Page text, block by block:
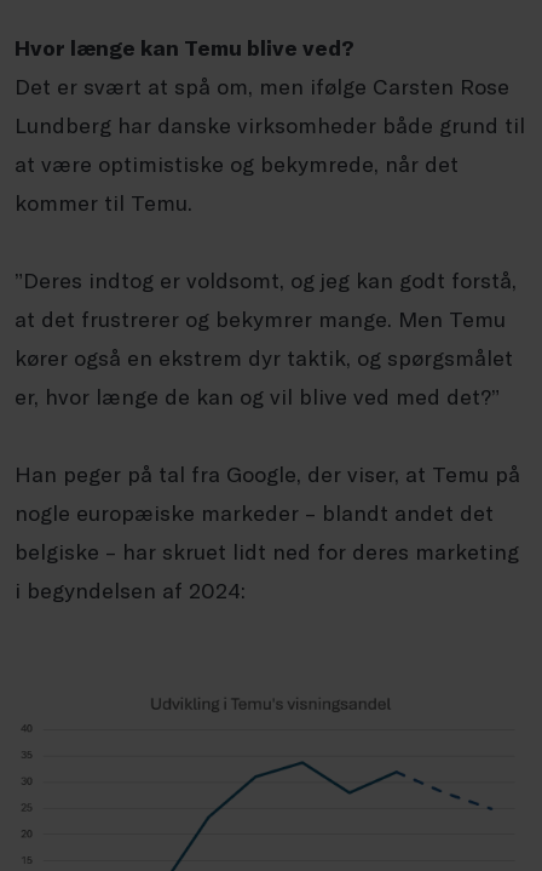
Hvor længe kan Temu blive ved?
Det er svært at spå om, men ifølge Carsten Rose
Lundberg har danske virksomheder både grund til
at være optimistiske og bekymrede, når det
kommer til Temu.
”Deres indtog er voldsomt, og jeg kan godt forstå,
at det frustrerer og bekymrer mange. Men Temu
kører også en ekstrem dyr taktik, og spørgsmålet
er, hvor længe de kan og vil blive ved med det?”
Han peger på tal fra Google, der viser, at Temu på
nogle europæiske markeder – blandt andet det
belgiske – har skruet lidt ned for deres marketing
i begyndelsen af 2024: